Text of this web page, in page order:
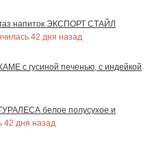
напиток ЭКСПОРТ СТАЙЛ
42 дня назад
с гусиной печенью, с индейкой
белое полусухое и
42 дня назад